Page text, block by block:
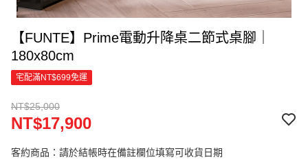
【FUNTE】Prime電動升降桌二節式桌腳｜
180x80cm
宅配滿NT$699免運
NT$25,000
NT$17,900
客約商品：請於結帳時在備註欄位填寫可收貨日期